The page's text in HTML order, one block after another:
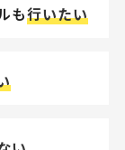
も行いたい